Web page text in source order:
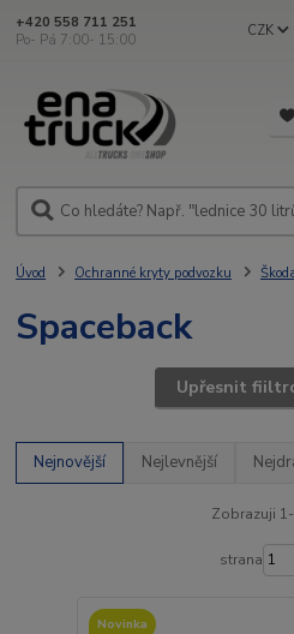
CZK
+420 558 711 251
Po- Pá 7:00- 15:00
Úvod Ochranné kryty podvozku
Spaceback
Upřesnit
Nejnovější Nejlevnější
Zobrazuji
strana
Novinka